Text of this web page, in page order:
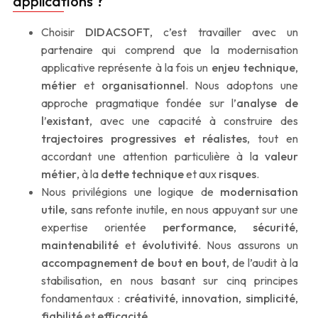
Choisir DIDACSOFT, c’est travailler avec un
partenaire qui comprend que la modernisation
applicative représente à la fois un enjeu technique,
métieret organisationnel. Nous adoptons une
approche pragmatique fondée sur l’analyse de
l’existant, avec une capacité à construire des
trajectoires progressives et réalistes, tout en
accordant une attention particulière à lavaleur
métier, à la dette techniqueet aux risques.
Nous privilégions une logique de modernisation
utile, sans refonte inutile, en nous appuyant sur une
expertise orientée performance,sécurité,
maintenabilitéet évolutivité. Nous assurons un
accompagnement de bout en bout, de l’audit à la
stabilisation, en nous basant sur cinq principes
fondamentaux : créativité, innovation,simplicité,